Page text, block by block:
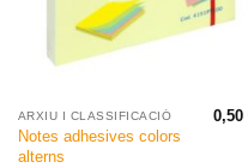
ARXIU I CLASSIFICACIÓ
Notes adhesives colors
alterns
0,50